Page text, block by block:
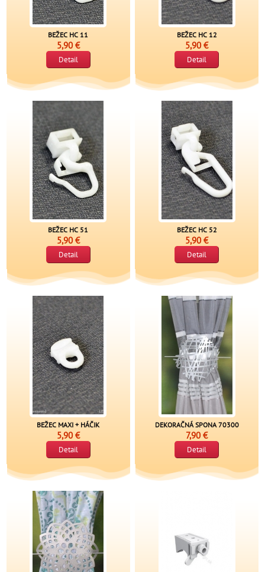
BEŽEC HC 11
5,90 €
Detail
BEŽEC HC 12
5,90 €
Detail
BEŽEC HC 51
5,90 €
Detail
BEŽEC HC 52
5,90 €
Detail
BEŽEC MAXI + HÁČIK
5,90 €
Detail
DEKORAČNÁ SPONA 70300
7,90 €
Detail